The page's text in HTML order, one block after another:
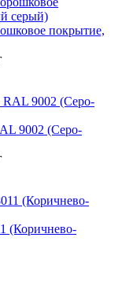
покрытие,
9002 (Серо-
(Коричнево-